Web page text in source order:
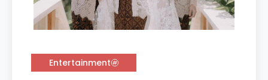
Entertainment